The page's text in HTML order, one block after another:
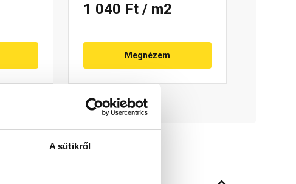
A sütikről
1 040 Ft / m2
Megnézem